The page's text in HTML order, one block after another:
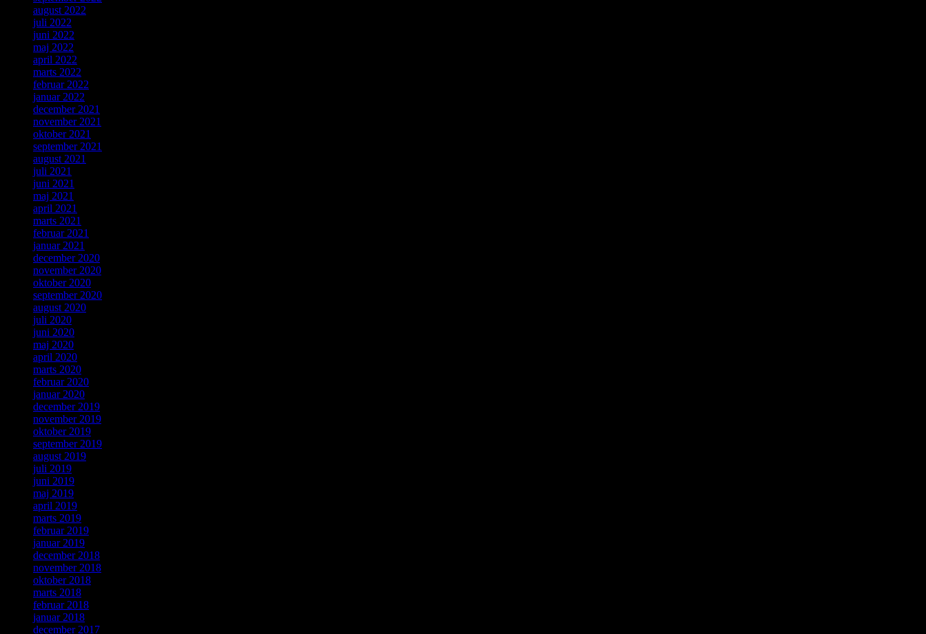
august 2022
juli 2022
juni 2022
maj 2022
april 2022
marts 2022
februar 2022
januar 2022
december 2021
november 2021
oktober 2021
september 2021
august 2021
juli 2021
juni 2021
maj 2021
april 2021
marts 2021
februar 2021
januar 2021
december 2020
november 2020
oktober 2020
september 2020
august 2020
juli 2020
juni 2020
maj 2020
april 2020
marts 2020
februar 2020
januar 2020
december 2019
november 2019
oktober 2019
september 2019
august 2019
juli 2019
juni 2019
maj 2019
april 2019
marts 2019
februar 2019
januar 2019
december 2018
november 2018
oktober 2018
marts 2018
februar 2018
januar 2018
december 2017